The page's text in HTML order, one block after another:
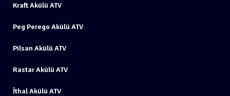
Kraft Akülü ATV
Peg Perego Akülü ATV
Pilsan Akülü ATV
Rastar Akülü ATV
İthal Akülü ATV